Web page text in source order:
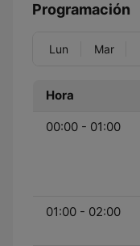
Programación
Lun Mar
Hora
00:00 - 01:00
01:00 - 02:00